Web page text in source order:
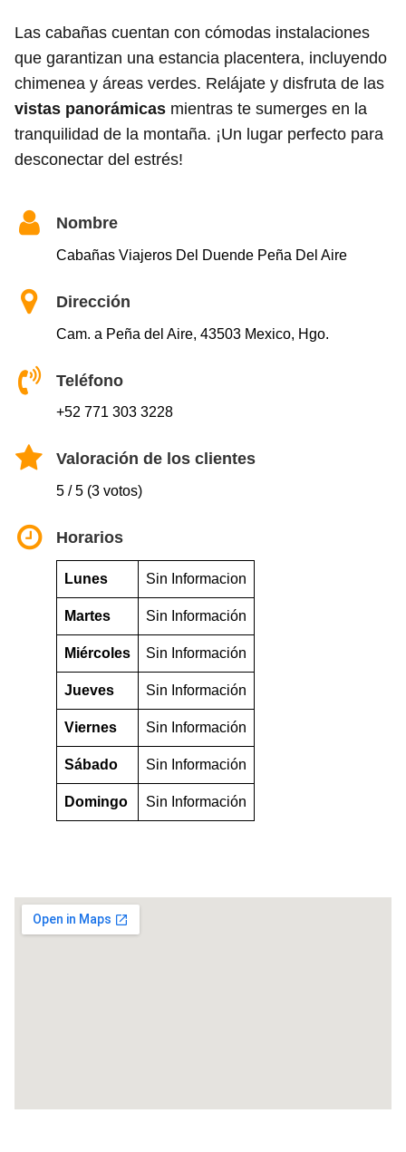
Las cabañas cuentan con cómodas instalaciones
que garantizan una estancia placentera, incluyendo
chimenea y áreas verdes. Relájate y disfruta de las
vistas panorámicas mientras te sumerges en la
tranquilidad de la montaña. ¡Un lugar perfecto para
desconectar del estrés!
Nombre
Cabañas Viajeros Del Duende Peña Del Aire
Dirección
Cam. a Peña del Aire, 43503 Mexico, Hgo.
Teléfono
+52 771 303 3228
Valoración de los clientes
5 / 5 (3 votos)
Horarios
Lunes Sin Informacion
Martes Sin Información
Miércoles Sin Información
Jueves Sin Información
Viernes Sin Información
Sábado Sin Información
Domingo Sin Información